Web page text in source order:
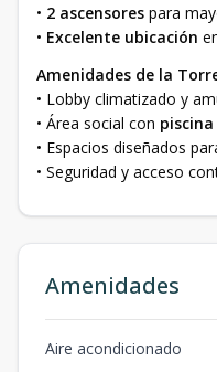
• 2 ascensores para
• Excelente ubicación
Amenidades de la
• Lobby climatizado y
• Área social con piscina
• Espacios diseñados
• Seguridad y acceso
Amenidades
Aire acondicionado